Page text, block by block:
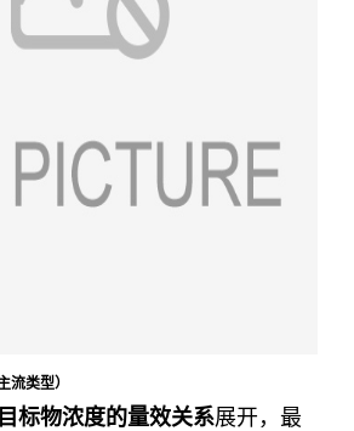
流类型）
标物浓度的量效关系展开，最